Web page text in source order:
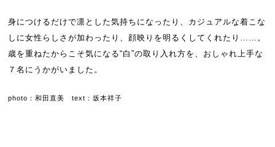
身につけるだけで凛とした気持ちになったり、カジュアルな着こな
しに女性らしさが加わったり、顔映りを明るくしてくれたり……。
歳を重ねたからこそ気になる“白”の取り入れ方を、おしゃれ上手な
７名にうかがいました。
photo：和田直美 text：坂本祥子